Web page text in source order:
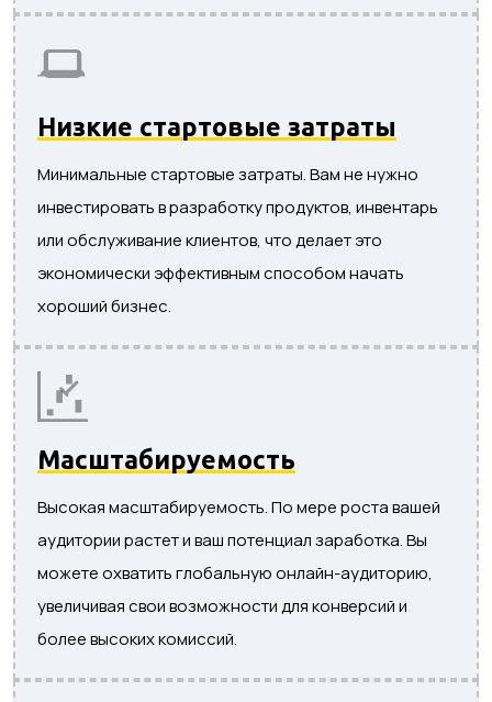
Низкие стартовые затраты
Минимальные стартовые затраты. Вам не нужно
инвестировать в разработку продуктов, инвентарь
или обслуживание клиентов, что делает это
экономически эффективным способом начать
хороший бизнес.
Масштабируемость
Высокая масштабируемость. По мере роста вашей
аудитории растет и ваш потенциал заработка. Вы
можете охватить глобальную онлайн-аудиторию,
увеличивая свои возможности для конверсий и
более высоких комиссий.